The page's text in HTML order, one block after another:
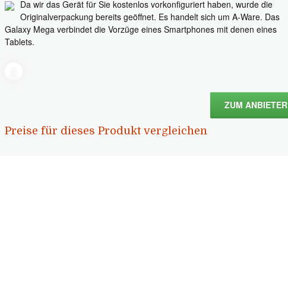
Da wir das Gerät für Sie kostenlos vorkonfiguriert haben, wurde die
Originalverpackung bereits geöffnet. Es handelt sich um A-Ware. Das
Galaxy Mega verbindet die Vorzüge eines Smartphones mit denen eines
Tablets.
ZUM ANBIETER
Preise für dieses Produkt vergleichen